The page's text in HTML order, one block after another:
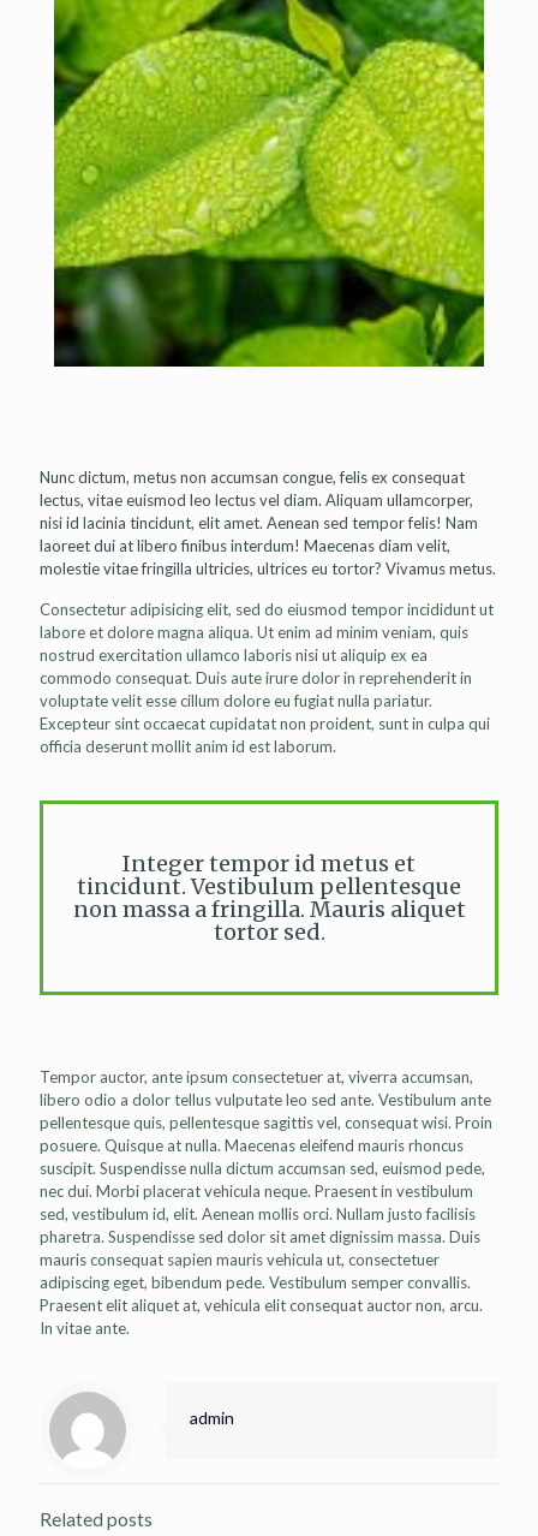
Nunc dictum, metus non accumsan congue, felis ex consequat
lectus, vitae euismod leo lectus vel diam. Aliquam ullamcorper,
nisi id lacinia tincidunt, elit amet. Aenean sed tempor felis! Nam
laoreet dui at libero finibus interdum! Maecenas diam velit,
molestie vitae fringilla ultricies, ultrices eu tortor? Vivamus metus.
Consectetur adipisicing elit, sed do eiusmod tempor incididunt ut
labore et dolore magna aliqua. Ut enim ad minim veniam, quis
nostrud exercitation ullamco laboris nisi ut aliquip ex ea
commodo consequat. Duis aute irure dolor in reprehenderit in
voluptate velit esse cillum dolore eu fugiat nulla pariatur.
Excepteur sint occaecat cupidatat non proident, sunt in culpa qui
officia deserunt mollit anim id est laborum.
Integer tempor id metus et
tincidunt. Vestibulum pellentesque
non massa a fringilla. Mauris aliquet
tortor sed.
Tempor auctor, ante ipsum consectetuer at, viverra accumsan,
libero odio a dolor tellus vulputate leo sed ante. Vestibulum ante
pellentesque quis, pellentesque sagittis vel, consequat wisi. Proin
posuere. Quisque at nulla. Maecenas eleifend mauris rhoncus
suscipit. Suspendisse nulla dictum accumsan sed, euismod pede,
nec dui. Morbi placerat vehicula neque. Praesent in vestibulum
sed, vestibulum id, elit. Aenean mollis orci. Nullam justo facilisis
pharetra. Suspendisse sed dolor sit amet dignissim massa. Duis
mauris consequat sapien mauris vehicula ut, consectetuer
adipiscing eget, bibendum pede. Vestibulum semper convallis.
Praesent elit aliquet at, vehicula elit consequat auctor non, arcu.
In vitae ante.
admin
Related posts